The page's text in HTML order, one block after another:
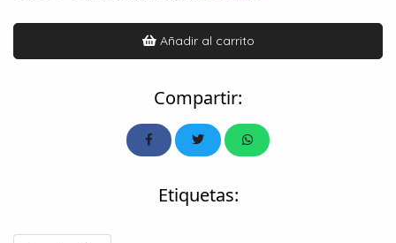
Añadir al carrito
Compartir:
Etiquetas: